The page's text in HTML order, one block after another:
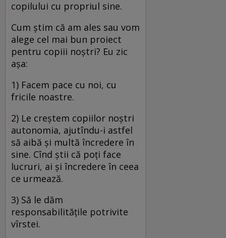
copilului cu propriul sine.
Cum știm că am ales sau vom
alege cel mai bun proiect
pentru copiii noștri? Eu zic
așa:
1) Facem pace cu noi, cu
fricile noastre.
2) Le creștem copiilor noștri
autonomia, ajutîndu-i astfel
să aibă și multă încredere în
sine. Cînd știi că poți face
lucruri, ai și încredere în ceea
ce urmează.
3) Să le dăm
responsabilitățile potrivite
vîrstei.